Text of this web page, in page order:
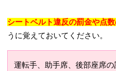
シートベルト違反の罰金や点
うに覚えておいてください。
運転手、助手席、後部座席